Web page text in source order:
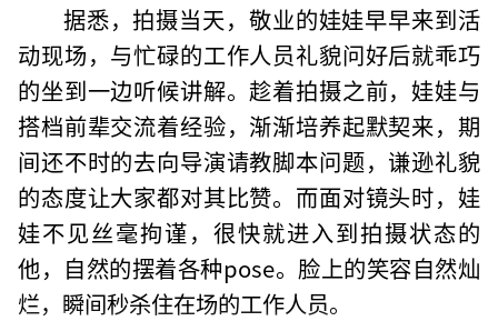
据悉，拍摄当天，敬业的娃娃早早来到活
动现场，与忙碌的工作人员礼貌问好后就乖巧
的坐到一边听候讲解。趁着拍摄之前，娃娃与
搭档前辈交流着经验，渐渐培养起默契来，期
间还不时的去向导演请教脚本问题，谦逊礼貌
的态度让大家都对其比赞。而面对镜头时，娃
娃不见丝毫拘谨，很快就进入到拍摄状态的
他，自然的摆着各种pose。脸上的笑容自然灿
烂，瞬间秒杀住在场的工作人员。